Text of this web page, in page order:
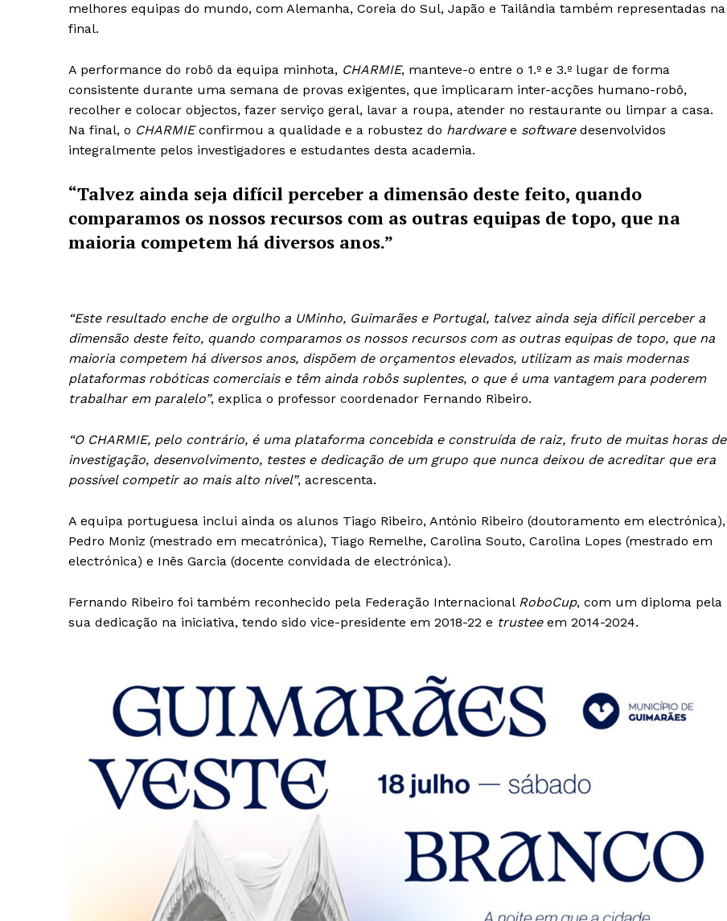
Guimarães, agora!
SUBSCREVA JÁ!
Institucional
Edição Digital
Europa
Grande Entrevista
Quero ser Assinante
melhores equipas do mundo, com Alemanha, Coreia do Sul, Japão e Tailândia também representadas na
final.
A performance do robô da equipa minhota, CHARMIE, manteve-o entre o 1.º e 3.º lugar de forma
consistente durante uma semana de provas exigentes, que implicaram inter-acções humano-robô,
recolher e colocar objectos, fazer serviço geral, lavar a roupa, atender no restaurante ou limpar a casa.
Na final, o CHARMIEconfirmou a qualidade e a robustez do hardware e softwaredesenvolvidos
integralmente pelos investigadores e estudantes desta academia.
“Talvez ainda seja difícil perceber a dimensão deste feito, quando
comparamos os nossos recursos com as outras equipas de topo, que na
maioria competem há diversos anos.”
“Este resultado enche de orgulho a UMinho, Guimarães e Portugal, talvez ainda seja difícil perceber a
dimensão deste feito, quando comparamos os nossos recursos com as outras equipas de topo, que na
maioria competem há diversos anos, dispõem de orçamentos elevados, utilizam as mais modernas
plataformas robóticas comerciais e têm ainda robôs suplentes, o que é uma vantagem para poderem
trabalhar em paralelo”, explica o professor coordenador Fernando Ribeiro.
“O CHARMIE, pelo contrário, é uma plataforma concebida e construída de raiz, fruto de muitas horas de
investigação, desenvolvimento, testes e dedicação de um grupo que nunca deixou de acreditar que era
possível competir ao mais alto nível”, acrescenta.
A equipa portuguesa inclui ainda os alunos Tiago Ribeiro, António Ribeiro (doutoramento em electrónica),
Pedro Moniz (mestrado em mecatrónica), Tiago Remelhe, Carolina Souto, Carolina Lopes (mestrado em
electrónica) e Inês Garcia (docente convidada de electrónica).
Fernando Ribeiro foi também reconhecido pela Federação Internacional RoboCup, com um diploma pela
sua dedicação na iniciativa, tendo sido vice-presidente em 2018-22 e trusteeem 2014-2024.